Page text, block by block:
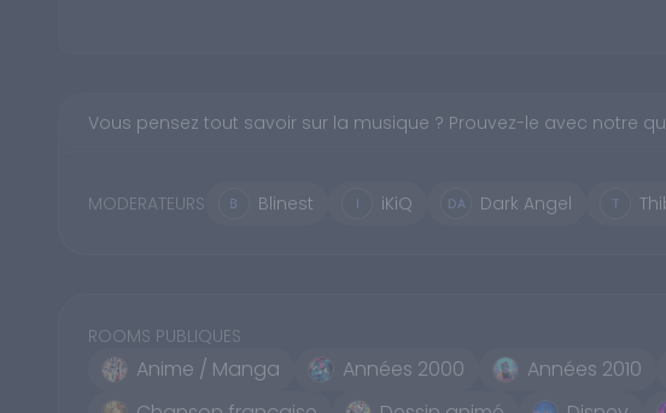
Vous pensez tout savoir sur la musique ? Prouvez-le avec notre
MODERATEURS Blinest iKiQ Dark Angel
ROOMS PUBLIQUES
Anime / Manga Années 2000 Années 2010